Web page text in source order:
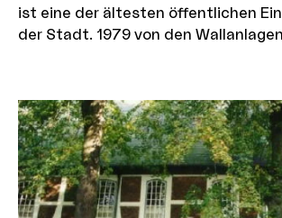
ist eine der ältesten öffentlichen
der Stadt. 1979 von den
geografische Zonen und eine
gestalte Gartenlandschaft.